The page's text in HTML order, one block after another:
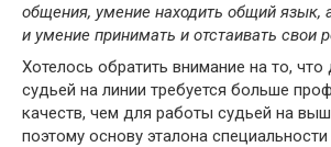
общения, умение находить общий язык,
и умение принимать и отстаивать свои
Хотелось обратить внимание на то,
судьей на линии требуется больше
качеств, чем для работы судьей на
поэтому основу эталона